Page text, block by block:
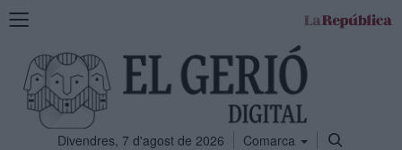
Mostra
navegació
Divendres, 7 d'agost de 2026 Comarca